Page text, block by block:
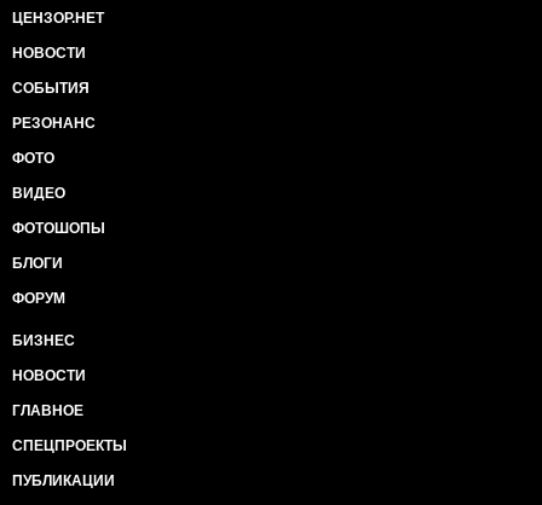
ЦЕНЗОР.НЕТ
НОВОСТИ
СОБЫТИЯ
РЕЗОНАНС
ФОТО
ВИДЕО
ФОТОШОПЫ
БЛОГИ
ФОРУМ
БИЗНЕС
НОВОСТИ
ГЛАВНОЕ
СПЕЦПРОЕКТЫ
ПУБЛИКАЦИИ